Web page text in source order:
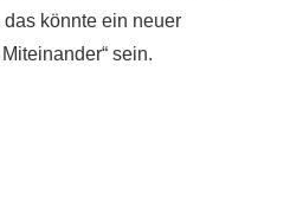
könnte ein neuer
sein.